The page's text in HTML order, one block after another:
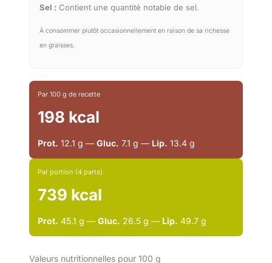
Sel : Contient une quantité notable de sel.
À consommer plutôt occasionnellement en raison de sa richesse
en graisses.
Par 100 g de recette
198 kcal
Prot. 12.1 g — Gluc. 7.1 g — Lip. 13.4 g
Par portion (4 parts)
739 kcal
Prot. 45.1 g — Gluc. 26.5 g — Lip. 49.7 g
Valeurs nutritionnelles pour 100 g